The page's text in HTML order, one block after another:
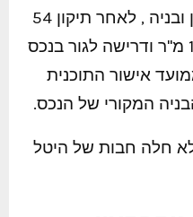
סעיף 19(ג)(2) לחוק התכנון ובניה , לאחר תיקון 54
לחוק ישנה הלפטור עד 140 מ"ר ודרישה לגור בנכס
אישור התוכנית
המקורי של הנכס.
לא חלה חבות של היטל